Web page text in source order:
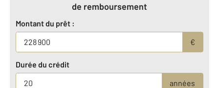
de remboursement
Montant du prêt :
€
Durée du crédit
années